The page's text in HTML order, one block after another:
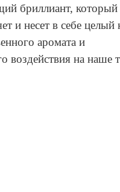
бриллиант, который
и несет в себе целый
аромата и
воздействия на наше